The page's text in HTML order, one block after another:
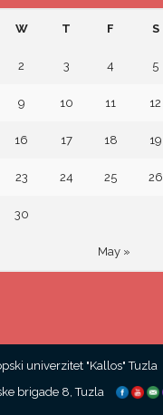
W T F S
May »
2 3 4 5
9 10 11 12
16 17 18 19
23 24 25 26
30
univerzitet "Kallos" Tuzla
brigade 8, Tuzla